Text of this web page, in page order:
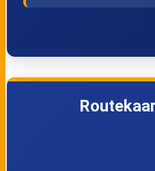
Kleine-Spouwen,
Berg